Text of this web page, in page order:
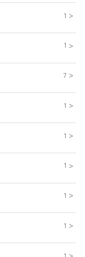
1 >
1 >
7 >
1 >
1 >
1 >
1 >
1 >